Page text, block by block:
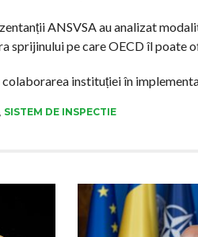
ANSVSA au analizat
sprijinului pe care OECD îl poate
instituției în
SISTEM DE INSPECTIE